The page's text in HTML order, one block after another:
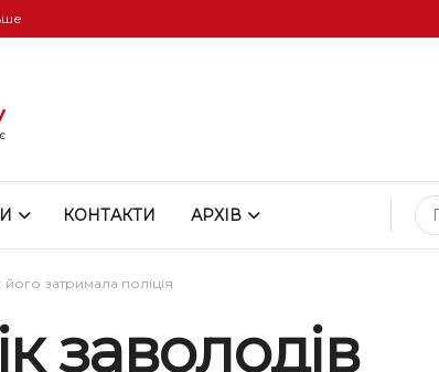
КОНТАКТИ АРХІВ
затримала поліція
заволодів